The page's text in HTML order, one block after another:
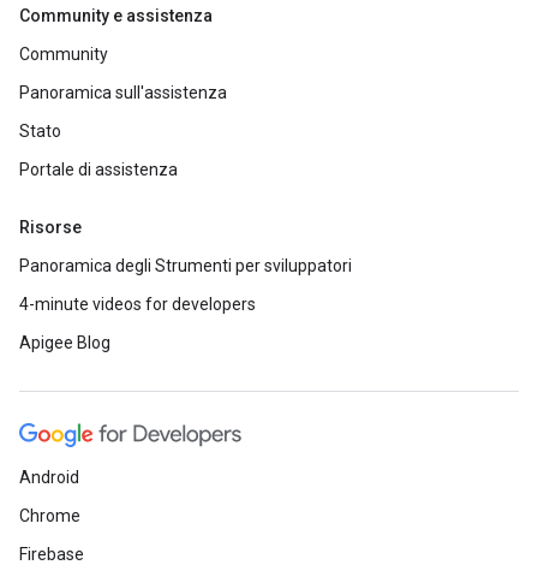
Community e assistenza
Community
Panoramica sull'assistenza
Stato
Portale di assistenza
Risorse
Panoramica degli Strumenti per sviluppatori
4-minute videos for developers
Apigee Blog
Android
Chrome
Firebase